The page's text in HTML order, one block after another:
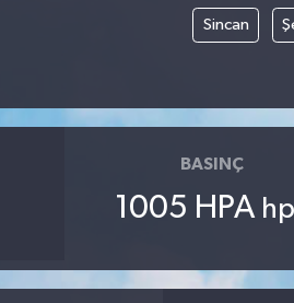
Sincan
BASINÇ
1005 HPA